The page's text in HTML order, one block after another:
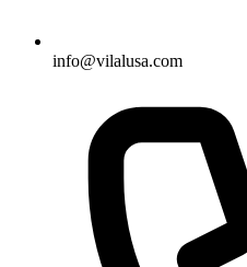
info@vilalusa.com